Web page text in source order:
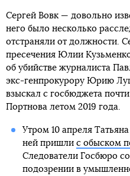
Сергей Вовк — довольно
него было несколько
отстраняли от должности.
пресечения Юлии
об убийстве журналиста
экс-генпрокурору Юрию
взыскал с госбюджета
Портнова летом 2019 года.
Утром 10 апреля
ней пришли с обыском
Следователи Госбюро
подозрении в